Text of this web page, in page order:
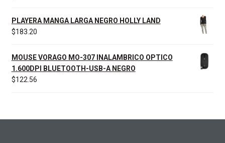
PLAYERA MANGA LARGA NEGRO HOLLY LAND
$183.20
MOUSE VORAGO MO-307 INALAMBRICO OPTICO
1.600DPI BLUETOOTH-USB-A NEGRO
$122.56